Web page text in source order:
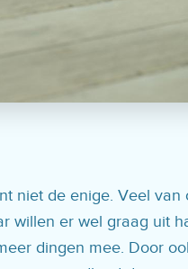
niet de enige. Veel van
willen er wel graag uit
dingen mee. Door